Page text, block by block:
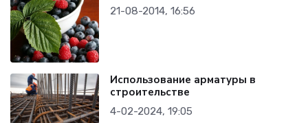
21-08-2014, 16:56
Использование арматуры в
строительстве
4-02-2024, 19:05